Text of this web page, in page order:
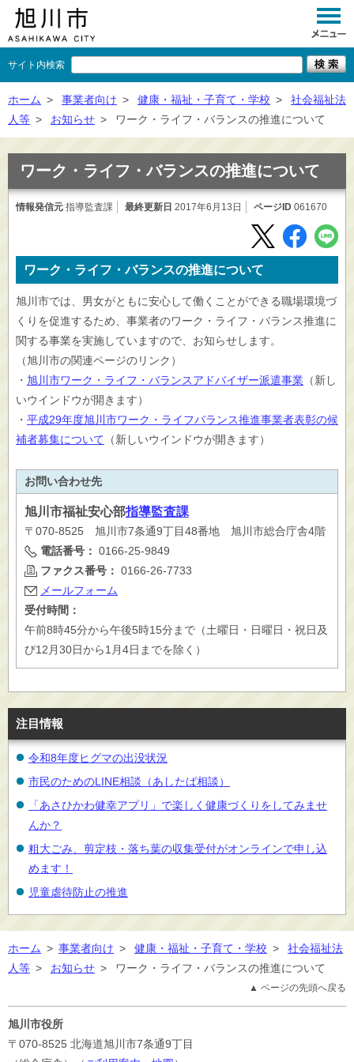
サイト内検索
くらし
観光
事業者向け
市政情報
× 閉じる
ホーム > 事業者向け > 健康・福祉・子育て・学校 >
社会福祉法
人等 > お知らせ > ワーク・ライフ・バランスの推進について
ワーク・ライフ・バランスの推進について
情報発信元 指導監査課 最終更新日 2017年6月13日 ページID 061670
ワーク・ライフ・バランスの推進について
旭川市では、男女がともに安心して働くことができる職場環境づ
くりを促進するため、事業者のワーク・ライフ・バランス推進に
関する事業を実施していますので、お知らせします。
（旭川市の関連ページのリンク）
・ 旭川市ワーク・ライフ・バランスアドバイザー派遣事業 （新し
いウインドウが開きます）
・ 平成29年度旭川市ワーク・ライフバランス推進事業者表彰の候
補者募集について （新しいウインドウが開きます）
お問い合わせ先
旭川市福祉安心部指導監査課
〒070-8525 旭川市7条通9丁目48番地 旭川市総合庁舎4階
電話番号： 0166-25-9849
ファクス番号： 0166-26-7733
メールフォーム
受付時間：
午前8時45分から午後5時15分まで（土曜日・日曜日・祝日及
び12月30日から1月4日までを除く）
注目情報
令和8年度ヒグマの出没状況
市民のためのLINE相談（あしたば相談）
「あさひかわ健幸アプリ」で楽しく健康づくりをしてみませ
んか？
粗大ごみ、剪定枝・落ち葉の収集受付がオンラインで申し込
めます！
児童虐待防止の推進
ホーム > 事業者向け > 健康・福祉・子育て・学校 >
社会福祉法
人等 > お知らせ > ワーク・ライフ・バランスの推進について
▲ ページの先頭へ戻る
旭川市役所
〒070-8525 北海道旭川市7条通9丁目